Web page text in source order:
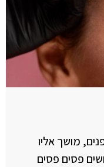
מושך אליו
פסים פסים